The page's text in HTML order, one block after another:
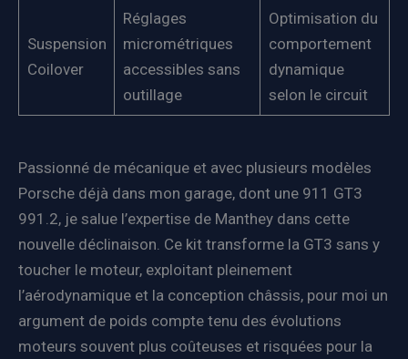
Suspension
Coilover
Réglages
micrométriques
accessibles sans
outillage
Optimisation du
comportement
dynamique
selon le circuit
Passionné de mécanique et avec plusieurs modèles
Porsche déjà dans mon garage, dont une 911 GT3
991.2, je salue l’expertise de Manthey dans cette
nouvelle déclinaison. Ce kit transforme la GT3 sans y
toucher le moteur, exploitant pleinement
l’aérodynamique et la conception châssis, pour moi un
argument de poids compte tenu des évolutions
moteurs souvent plus coûteuses et risquées pour la